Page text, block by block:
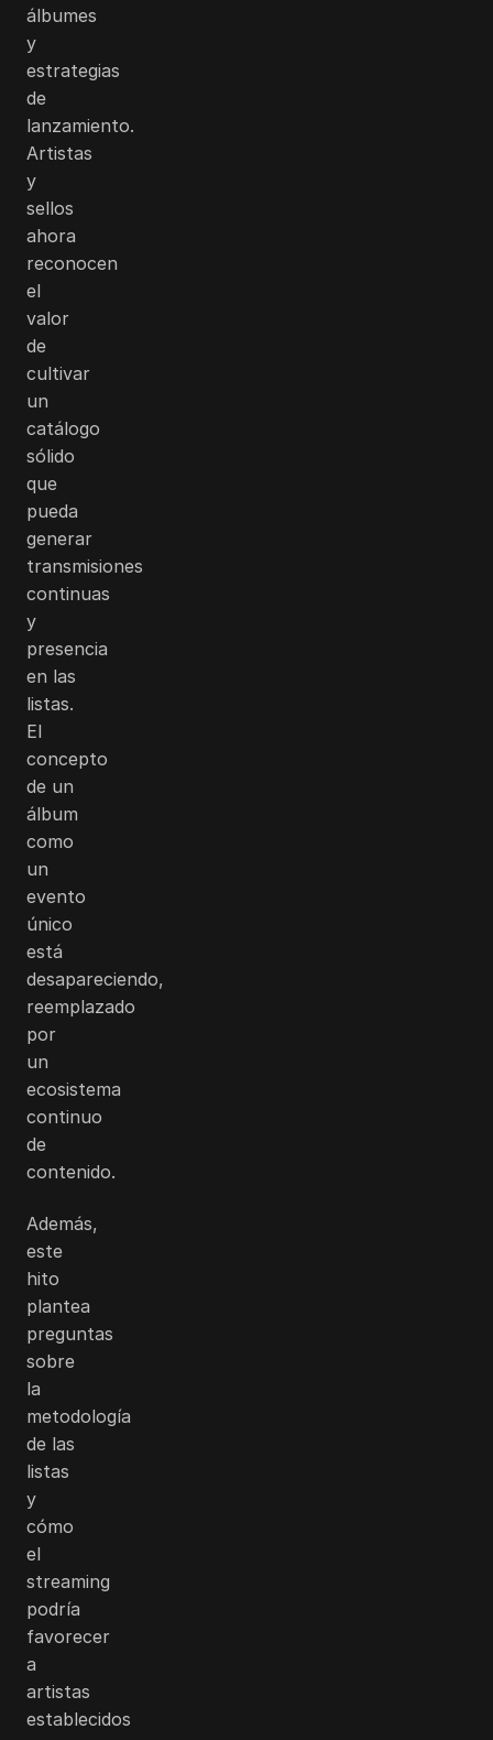
álbumes
y
estrategias
de
lanzamiento.
Artistas
y
sellos
ahora
reconocen
el
valor
de
cultivar
un
catálogo
sólido
que
pueda
generar
transmisiones
continuas
y
presencia
en las
listas.
El
concepto
de un
álbum
como
un
evento
único
está
desapareciendo,
reemplazado
por
un
ecosistema
continuo
de
contenido.
Además,
este
hito
plantea
preguntas
sobre
la
metodología
de las
listas
y
cómo
el
streaming
podría
favorecer
a
artistas
establecidos